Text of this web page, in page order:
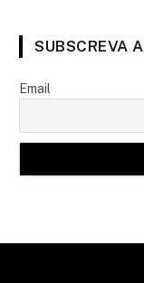
SUBSCREVA
Email